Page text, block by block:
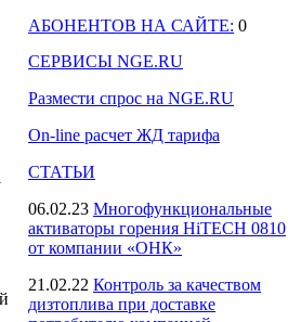
АБОНЕНТОВ НА САЙТЕ: 0
СЕРВИСЫ NGE.RU
Размести спрос на NGE.RU
On-line расчет ЖД тарифа
СТАТЬИ
06.02.23 Многофункциональные
активаторы горения HiTECH 0810
от компании «ОНК»
21.02.22 Контроль за качеством
дизтоплива при доставке